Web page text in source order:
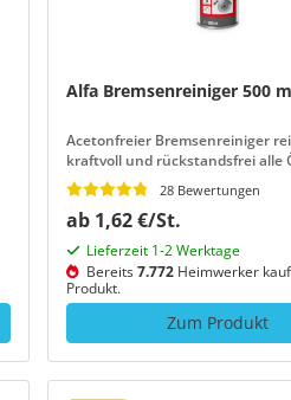
Alfa Bremsenreiniger 500
Acetonfreier Bremsenreiniger
kraftvoll und rückstandsfrei alle
und Harze
28 Bewertungen
ab 1,62 €/St.
Lieferzeit 1-2 Werktage
Bereits7.772Heimwerker
Produkt.
Zum Produkt